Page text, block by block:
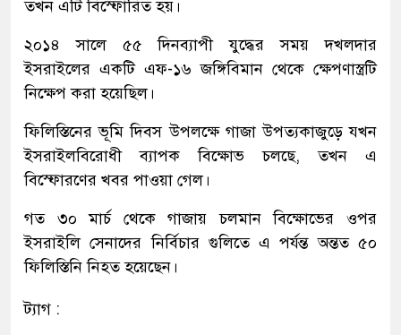
তখন এটি বিস্ফোরিত হয়।
২০১৪ সালে ৫৫ দিনব্যাপী যুদ্ধের সময় দখলদার
ইসরাইলের একটি এফ-১৬ জঙ্গিবিমান থেকে ক্ষেপণাস্ত্রটি
নিক্ষেপ করা হয়েছিল।
ফিলিস্তিনের ভূমি দিবস উপলক্ষে গাজা উপত্যকাজুড়ে যখন
ইসরাইলবিরোধী ব্যাপক বিক্ষোভ চলছে, তখন এ
বিস্ফোরণের খবর পাওয়া গেল।
গত ৩০ মার্চ থেকে গাজায় চলমান বিক্ষোভের ওপর
ইসরাইলি সেনাদের নির্বিচার গুলিতে এ পর্যন্ত অন্তত ৫০
ফিলিস্তিনি নিহত হয়েছেন।
ট্যাগ :